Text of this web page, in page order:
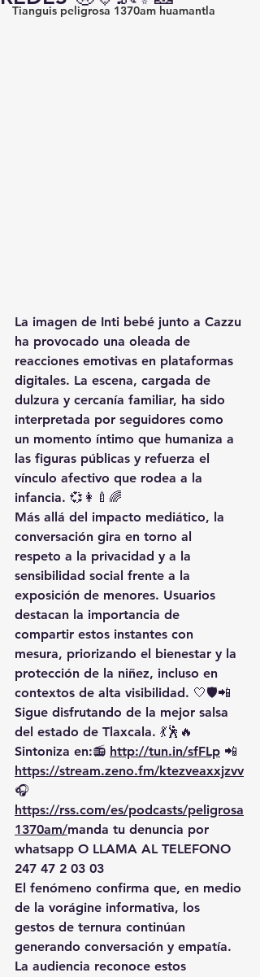
Tianguis peligrosa 1370am huamantla
La imagen de Inti bebé junto a Cazzu
ha provocado una oleada de
reacciones emotivas en plataformas
digitales. La escena, cargada de
dulzura y cercanía familiar, ha sido
interpretada por seguidores como
un momento íntimo que humaniza a
las figuras públicas y refuerza el
vínculo afectivo que rodea a la
infancia. 💞👩‍🍼🌈
Más allá del impacto mediático, la
conversación gira en torno al
respeto a la privacidad y a la
sensibilidad social frente a la
exposición de menores. Usuarios
destacan la importancia de
compartir estos instantes con
mesura, priorizando el bienestar y la
protección de la niñez, incluso en
contextos de alta visibilidad. 🤍🛡️📲
Sigue disfrutando de la mejor salsa
del estado de Tlaxcala. 💃🕺🔥
Sintoniza en:📻 http://tun.in/sfFLp 📲
https://stream.zeno.fm/ktezveaxxjzvv
🎧
https://rss.com/es/podcasts/peligrosa
1370am/manda tu denuncia por
whatsapp O LLAMA AL TELEFONO
247 47 2 03 03
El fenómeno confirma que, en medio
de la vorágine informativa, los
gestos de ternura continúan
generando conversación y empatía.
La audiencia reconoce estos